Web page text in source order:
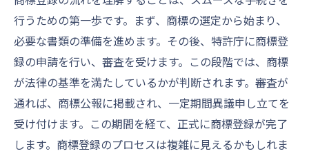
行うための第一歩です。まず、商標の選定から始まり、
必要な書類の準備を進めます。その後、特許庁に商標登
録の申請を行い、審査を受けます。この段階では、商標
が法律の基準を満たしているかが判断されます。審査が
通れば、商標公報に掲載され、一定期間異議申し立てを
受け付けます。この期間を経て、正式に商標登録が完了
します。商標登録のプロセスは複雑に見えるかもしれま